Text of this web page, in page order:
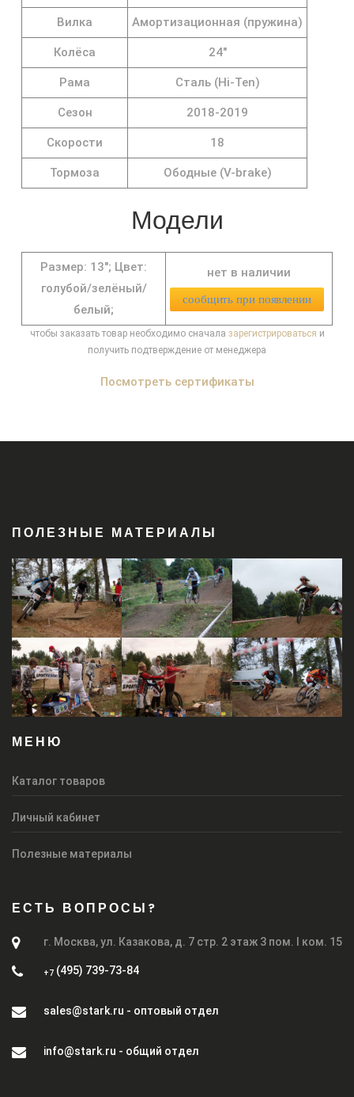
Вилка Амортизационная (пружина)
Колёса 24"
Рама Сталь (Hi-Ten)
Сезон 2018-2019
Скорости 18
Тормоза Ободные (V-brake)
Модели
Размер: 13"; Цвет:
голубой/зелёный/
белый;
нет в наличии
сообщить при появлении
чтобы заказать товар необходимо сначала зарегистрироваться и
получить подтверждение от менеджера
Посмотреть сертификаты
ПОЛЕЗНЫЕ МАТЕРИАЛЫ
МЕНЮ
Каталог товаров
Личный кабинет
Полезные материалы
ЕСТЬ ВОПРОСЫ?
г. Москва, ул. Казакова, д. 7 стр. 2 этаж 3 пом. I ком. 15
+7 (495) 739-73-84
sales@stark.ru - оптовый отдел
info@stark.ru - общий отдел